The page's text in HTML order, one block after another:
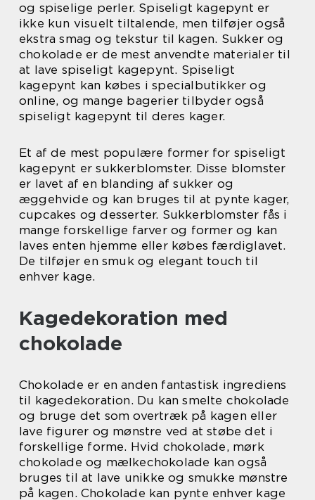
og spiselige perler. Spiseligt kagepynt er
ikke kun visuelt tiltalende, men tilføjer også
ekstra smag og tekstur til kagen. Sukker og
chokolade er de mest anvendte materialer til
at lave spiseligt kagepynt. Spiseligt
kagepynt kan købes i specialbutikker og
online, og mange bagerier tilbyder også
spiseligt kagepynt til deres kager.
Et af de mest populære former for spiseligt
kagepynt er sukkerblomster. Disse blomster
er lavet af en blanding af sukker og
æggehvide og kan bruges til at pynte kager,
cupcakes og desserter. Sukkerblomster fås i
mange forskellige farver og former og kan
laves enten hjemme eller købes færdiglavet.
De tilføjer en smuk og elegant touch til
enhver kage.
Kagedekoration med
chokolade
Chokolade er en anden fantastisk ingrediens
til kagedekoration. Du kan smelte chokolade
og bruge det som overtræk på kagen eller
lave figurer og mønstre ved at støbe det i
forskellige forme. Hvid chokolade, mørk
chokolade og mælkechokolade kan også
bruges til at lave unikke og smukke mønstre
på kagen. Chokolade kan pynte enhver kage